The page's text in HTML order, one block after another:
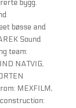
bygg.
bøsse and
Sound
team:
NATVIG,
MEXFILM,